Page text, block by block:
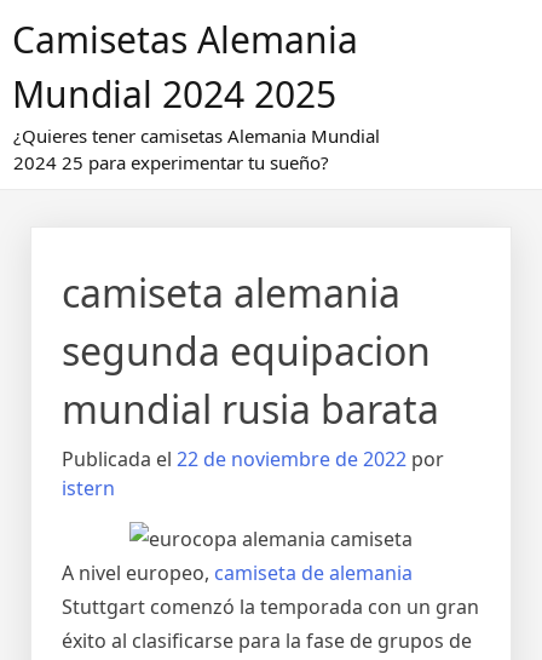
alCamisetas Alemania
Mundial 2024 2025
¿Quieres tener camisetas Alemania Mundial
2024 25 para experimentar tu sueño?
camiseta alemania
segunda equipacion
mundial rusia barata
Publicada el 22 de noviembre de 2022 por
istern
A nivel europeo, camiseta de alemania
Stuttgart comenzó la temporada con un gran
éxito al clasificarse para la fase de grupos de